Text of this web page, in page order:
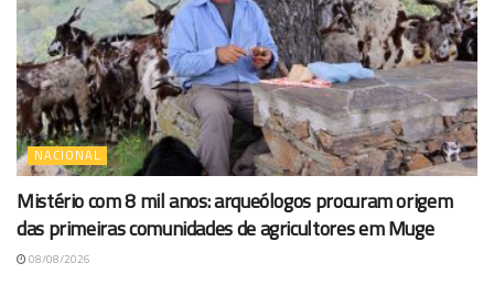
NACIONAL
Mistério com 8 mil anos: arqueólogos procuram origem
das primeiras comunidades de agricultores em Muge
08/08/2026